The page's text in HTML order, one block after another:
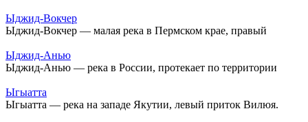
Ыджид-Вокчер
Ыджид-Вокчер — малая река в Пермском крае, правый
Ыджид-Анью
Ыджид-Анью — река в России, протекает по территории
Ыгыатта
Ыгыатта — река на западе Якутии, левый приток Вилюя.